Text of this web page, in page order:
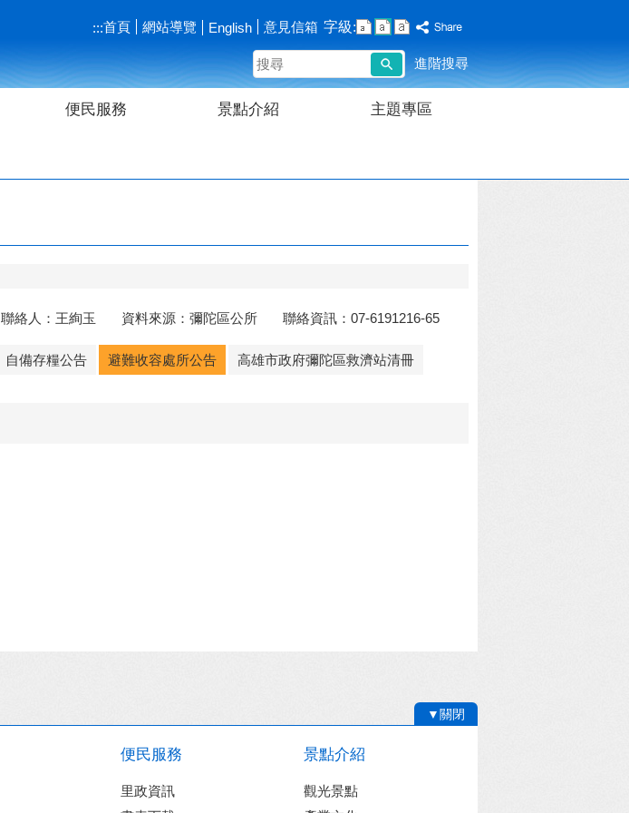
:::首頁 網站導覽 English 意見信箱 字級:
搜
尋
進階搜尋
便民服務 景點介紹 主題專區
聯絡人：王絢玉 資料來源：彌陀區公所 聯絡資訊：07-6191216-65
自備存糧公告 避難收容處所公告
高雄市政府彌陀區救濟站清冊
▼關閉
便民服務
里政資訊
景點介紹
觀光景點